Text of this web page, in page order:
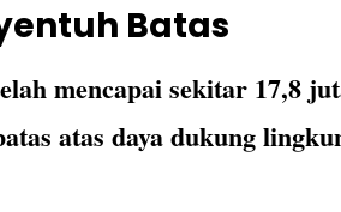
Batas
mencapai sekitar 17,8
atas daya dukung